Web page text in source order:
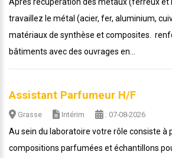
travaillez le métal (acier, fer, aluminium,
matériaux de synthèse et composites.
bâtiments avec des ouvrages en...
Assistant Parfumeur H/F
Grasse Intérim : 07-08-2026
Au sein du laboratoire votre rôle consiste à
compositions parfumées et échantillons